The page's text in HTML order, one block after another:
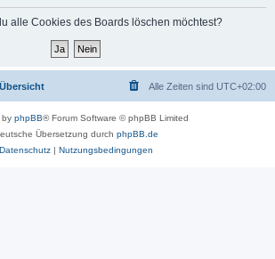
alle Cookies des Boards löschen möchtest?
Alle Zeiten sind UTC+02:00
by phpBB® Forum Software © phpBB Limited
Übersetzung durch phpBB.de
Datenschutz| Nutzungsbedingungen